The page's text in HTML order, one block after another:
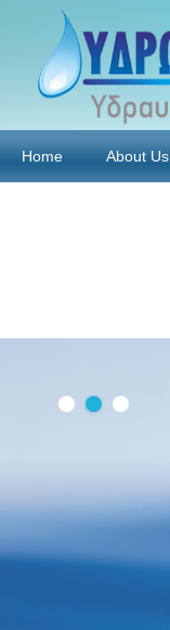
Home About Us